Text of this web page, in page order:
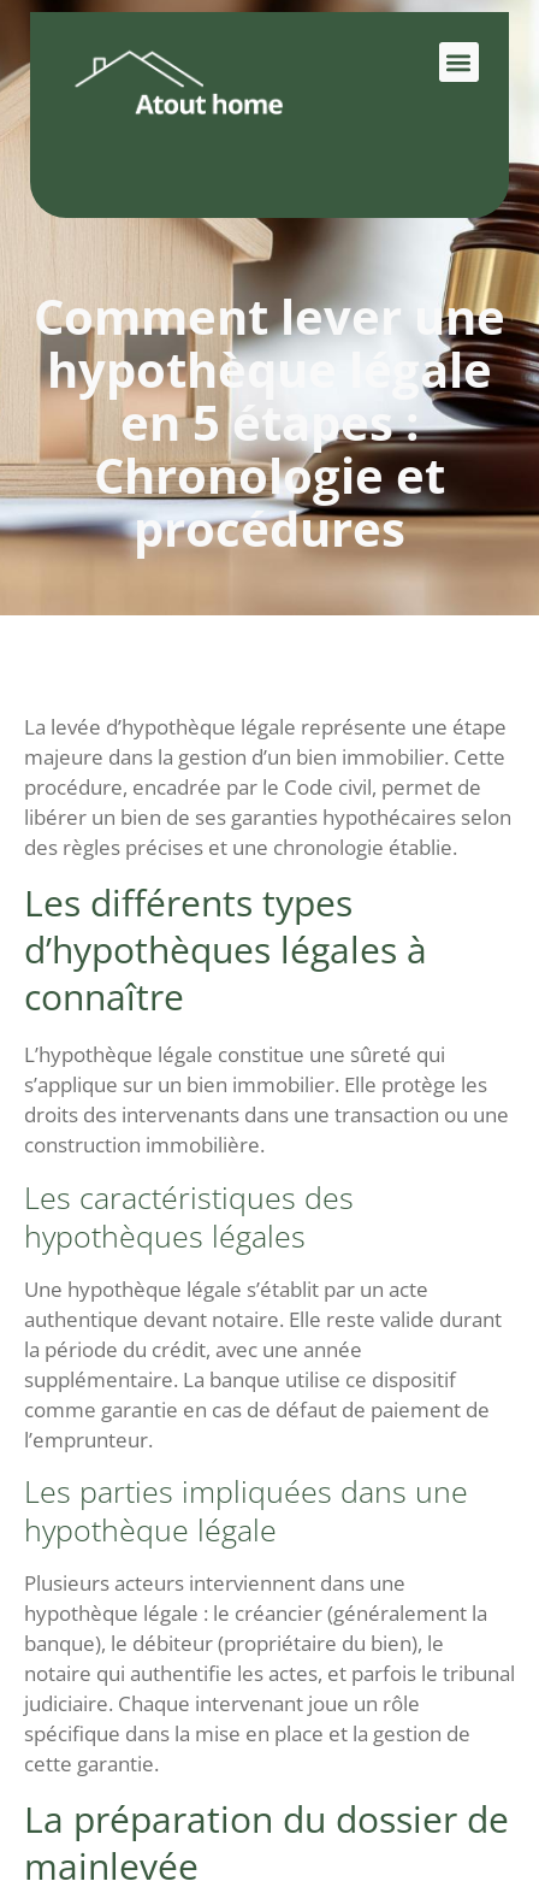
Comment lever une
hypothèque légale
en 5 étapes :
Chronologie et
procédures
La levée d’hypothèque légale représente une étape
majeure dans la gestion d’un bien immobilier. Cette
procédure, encadrée par le Code civil, permet de
libérer un bien de ses garanties hypothécaires selon
des règles précises et une chronologie établie.
Les différents types
d’hypothèques légales à
connaître
L’hypothèque légale constitue une sûreté qui
s’applique sur un bien immobilier. Elle protège les
droits des intervenants dans une transaction ou une
construction immobilière.
Les caractéristiques des
hypothèques légales
Une hypothèque légale s’établit par un acte
authentique devant notaire. Elle reste valide durant
la période du crédit, avec une année
supplémentaire. La banque utilise ce dispositif
comme garantie en cas de défaut de paiement de
l’emprunteur.
Les parties impliquées dans une
hypothèque légale
Plusieurs acteurs interviennent dans une
hypothèque légale : le créancier (généralement la
banque), le débiteur (propriétaire du bien), le
notaire qui authentifie les actes, et parfois le tribunal
judiciaire. Chaque intervenant joue un rôle
spécifique dans la mise en place et la gestion de
cette garantie.
La préparation du dossier de
mainlevée